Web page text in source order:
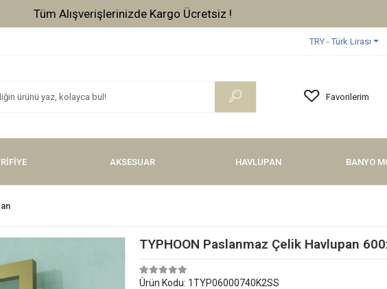
Tüm Alışverişlerinizde Kargo Ücretsiz !
TRY - Türk Lirası
Favorilerim
AKSESUAR HAVLUPAN BANYO
TYPHOON Paslanmaz Çelik Havlupan
Ürün Kodu: 1TYP06000740K2SS